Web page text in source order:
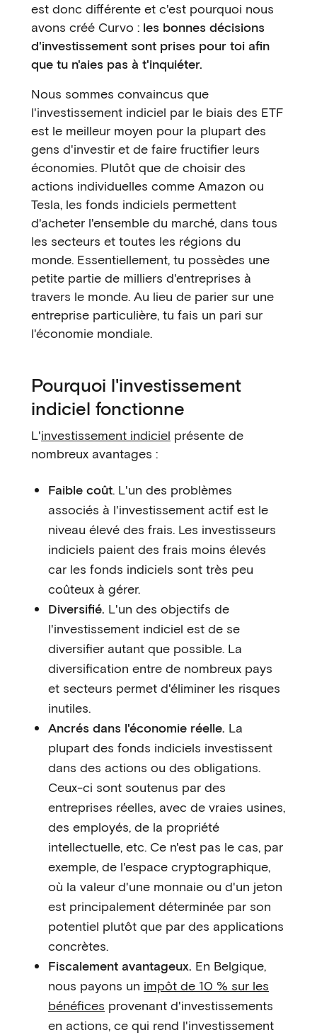
est donc différente et c'est pourquoi nous
avons créé Curvo : les bonnes décisions
d'investissement sont prises pour toi afin
que tu n'aies pas à t'inquiéter.
Nous sommes convaincus que
l'investissement indiciel par le biais des ETF
est le meilleur moyen pour la plupart des
gens d'investir et de faire fructifier leurs
économies. Plutôt que de choisir des
actions individuelles comme Amazon ou
Tesla, les fonds indiciels permettent
d'acheter l'ensemble du marché, dans tous
les secteurs et toutes les régions du
monde. Essentiellement, tu possèdes une
petite partie de milliers d'entreprises à
travers le monde. Au lieu de parier sur une
entreprise particulière, tu fais un pari sur
l'économie mondiale.
Pourquoi l'investissement
indiciel fonctionne
L'investissement indiciel présente de
nombreux avantages :
Faible coût. L'un des problèmes
associés à l'investissement actif est le
niveau élevé des frais. Les investisseurs
indiciels paient des frais moins élevés
car les fonds indiciels sont très peu
coûteux à gérer.
Diversifié. L'un des objectifs de
l'investissement indiciel est de se
diversifier autant que possible. La
diversification entre de nombreux pays
et secteurs permet d'éliminer les risques
inutiles.
Ancrés dans l'économie réelle. La
plupart des fonds indiciels investissent
dans des actions ou des obligations.
Ceux-ci sont soutenus par des
entreprises réelles, avec de vraies usines,
des employés, de la propriété
intellectuelle, etc. Ce n'est pas le cas, par
exemple, de l'espace cryptographique,
où la valeur d'une monnaie ou d'un jeton
est principalement déterminée par son
potentiel plutôt que par des applications
concrètes.
Fiscalement avantageux. En Belgique,
nous payons un impôt de 10 % sur les
bénéfices provenant d'investissements
en actions, ce qui rend l'investissement